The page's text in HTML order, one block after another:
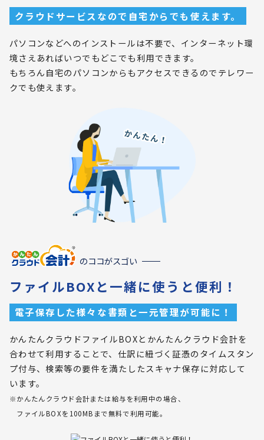
クラウドサービスなので自宅からでも使えます。
パソコンなどへのインストールは不要で、インターネット環
境さえあればいつでもどこでも利用できます。
もちろん自宅のパソコンからもアクセスできるのでテレワー
クでも使えます。
のココがスゴい
ファイルBOXと一緒に使うと便利！
電子保存した様々な書類と一元管理が可能に！
かんたんクラウドファイルBOXとかんたんクラウド会計を
合わせて利用することで、仕訳に紐づく証憑のタイムスタン
プ付与、検索等の要件を満たしたスキャナ保存に対応して
います。
※かんたんクラウド会計または給与を利用中の場合、
ファイルBOXを100MBまで無料で利用可能。